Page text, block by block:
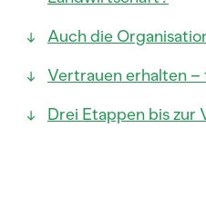
Auch die
Vertrauen erhalten
Drei Etappen bis zur